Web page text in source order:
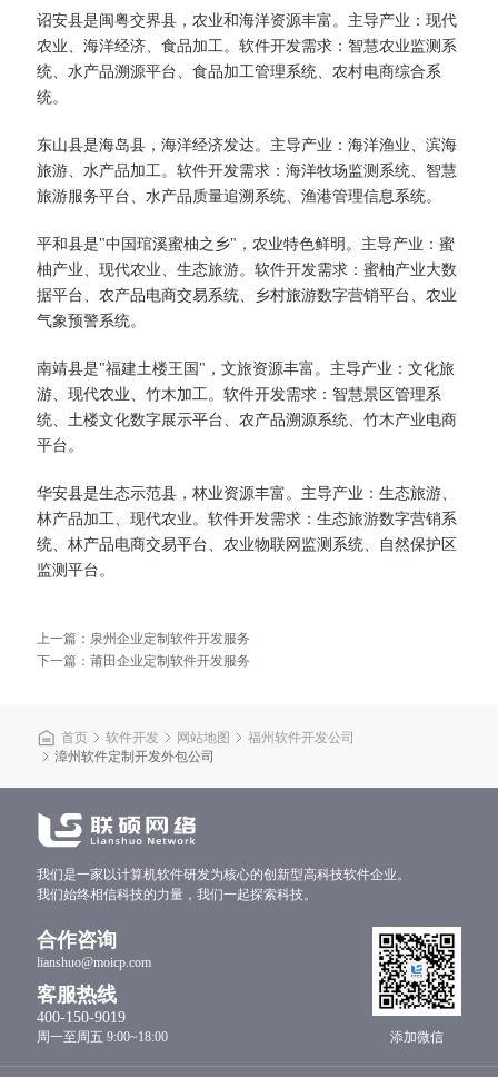
诏安县是闽粤交界县，农业和海洋资源丰富。主导产业：现代
农业、海洋经济、食品加工。软件开发需求：智慧农业监测系
统、水产品溯源平台、食品加工管理系统、农村电商综合系
统。
东山县是海岛县，海洋经济发达。主导产业：海洋渔业、滨海
旅游、水产品加工。软件开发需求：海洋牧场监测系统、智慧
旅游服务平台、水产品质量追溯系统、渔港管理信息系统。
平和县是"中国琯溪蜜柚之乡"，农业特色鲜明。主导产业：蜜
柚产业、现代农业、生态旅游。软件开发需求：蜜柚产业大数
据平台、农产品电商交易系统、乡村旅游数字营销平台、农业
气象预警系统。
南靖县是"福建土楼王国"，文旅资源丰富。主导产业：文化旅
游、现代农业、竹木加工。软件开发需求：智慧景区管理系
统、土楼文化数字展示平台、农产品溯源系统、竹木产业电商
平台。
华安县是生态示范县，林业资源丰富。主导产业：生态旅游、
林产品加工、现代农业。软件开发需求：生态旅游数字营销系
统、林产品电商交易平台、农业物联网监测系统、自然保护区
监测平台。
上一篇：泉州企业定制软件开发服务
下一篇：莆田企业定制软件开发服务
首页 软件开发 网站地图
福州软件开发公司
漳州软件定制开发外包公司
我们是一家以计算机软件研发为核心的创新型高科技软件企业。
我们始终相信科技的力量，我们一起探索科技。
合作咨询
lianshuo@moicp.com
客服热线
400-150-9019
周一至周五 9:00~18:00 添加微信